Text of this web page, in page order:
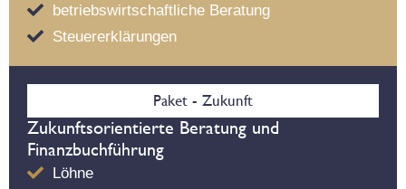
betriebswirtschaftliche Beratung
Steuererklärungen
Paket - Zukunft
Zukunftsorientierte Beratung und
Finanzbuchführung
Löhne